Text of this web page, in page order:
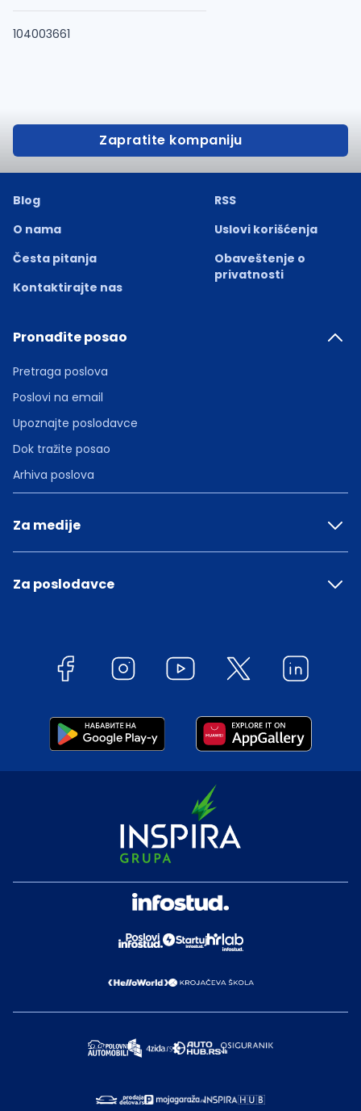
104003661
Zapratite kompaniju
Blog
O nama
Česta pitanja
Kontaktirajte nas
RSS
Uslovi korišćenja
Obaveštenje o
privatnosti
Pronađite posao
Pretraga poslova
Poslovi na email
Upoznajte poslodavce
Dok tražite posao
Arhiva poslova
Za medije
Za poslodavce